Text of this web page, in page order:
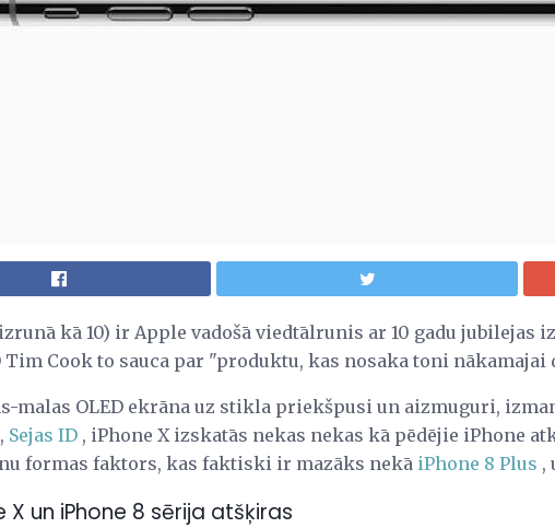
kā 10) ir Apple vadošā viedtālrunis ar 10 gadu jubilejas
Tim Cook to sauca par "produktu, kas nosaka toni nākamajai
malas OLED ekrāna uz stikla priekšpusi un aizmuguri,
Sejas ID , iPhone X izskatās nekas nekas kā pēdējie iPhone
formas faktors, kas faktiski ir mazāks nekā iPhone 8 Plus ,
X un iPhone 8 sērija atšķiras